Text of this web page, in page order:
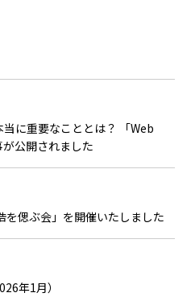
当に重要なこととは？ 「Web
公開されました
を偲ぶ会」を開催いたしました
年1月）